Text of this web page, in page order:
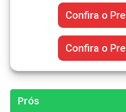
Confira o
Confira o
Prós